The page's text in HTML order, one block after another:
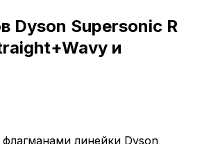
Dyson Supersonic R
и
линейки Dyson